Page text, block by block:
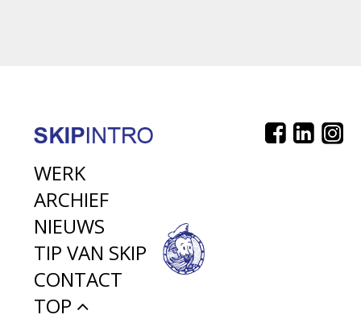
WERK
ARCHIEF
NIEUWS
TIP VAN SKIP
CONTACT
TOP